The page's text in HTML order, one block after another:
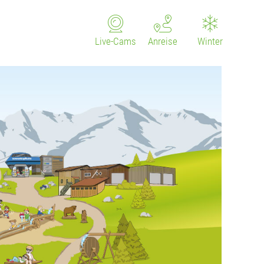
Winter
Anreise
Live-Cams